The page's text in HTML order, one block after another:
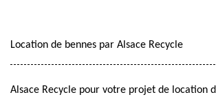
Location de bennes par Alsace Recycle
Alsace Recycle pour votre projet de location